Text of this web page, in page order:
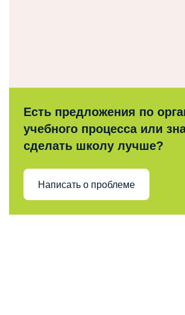
Есть предложения по
учебного процесса или
сделать школу лучше?
Написать о проблеме